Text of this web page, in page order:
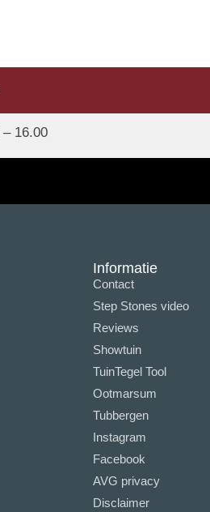
16.00
Informatie
Contact
Step Stones video
Reviews
Showtuin
TuinTegel Tool
Ootmarsum
Tubbergen
Instagram
Facebook
AVG privacy
Disclaimer